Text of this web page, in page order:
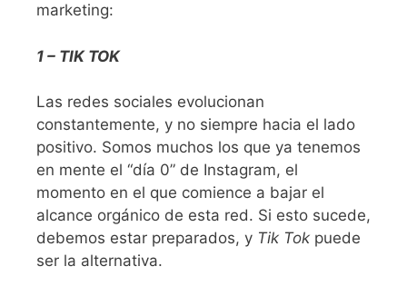
marketing:
1 – TIK TOK
Las redes sociales evolucionan
constantemente, y no siempre hacia el lado
positivo. Somos muchos los que ya tenemos
en mente el “día 0” de Instagram, el
momento en el que comience a bajar el
alcance orgánico de esta red. Si esto sucede,
debemos estar preparados, y Tik Tok puede
ser la alternativa.